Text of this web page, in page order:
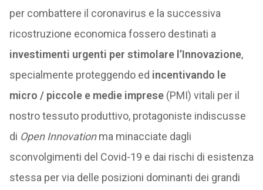
per combattere il coronavirus e la successiva
ricostruzione economica fossero destinati a
investimenti urgenti per stimolare l’Innovazione,
specialmente proteggendo ed incentivando le
micro / piccole e medie imprese(PMI) vitali per il
nostro tessuto produttivo, protagoniste indiscusse
di Open Innovationma minacciate dagli
sconvolgimenti del Covid-19 e dai rischi di esistenza
stessa per via delle posizioni dominanti dei grandi